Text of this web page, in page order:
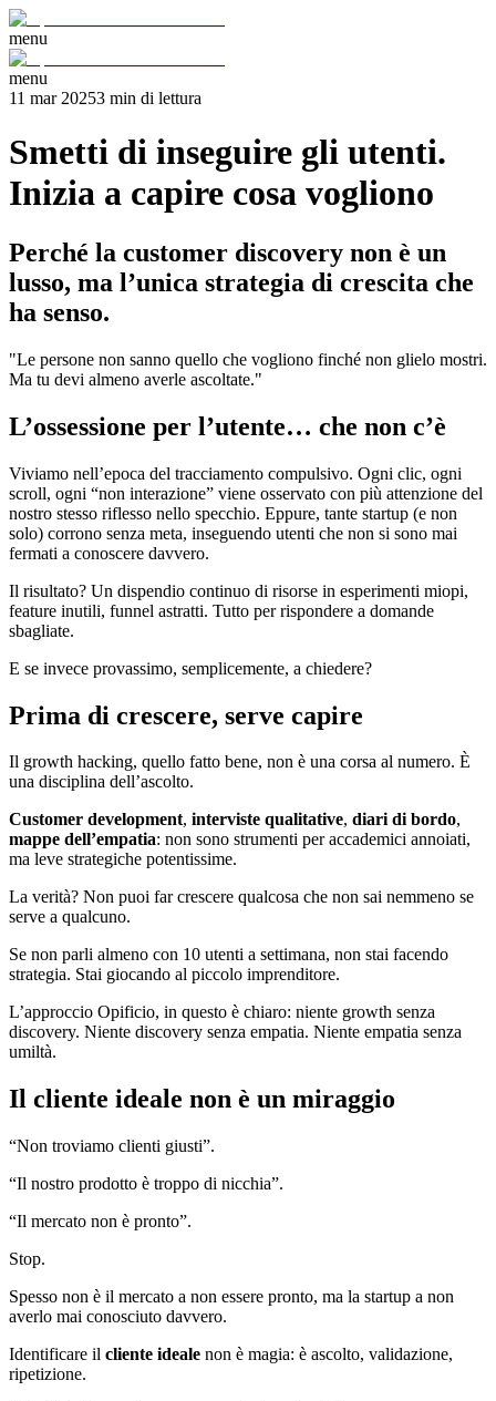
menu
menu
11 mar 20253 min di lettura
Smetti di inseguire gli utenti.
Inizia a capire cosa vogliono
Perché la customer discovery non è un
lusso, ma l’unica strategia di crescita che
ha senso.
"Le persone non sanno quello che vogliono finché non glielo mostri.
Ma tu devi almeno averle ascoltate."
L’ossessione per l’utente… che non c’è
Viviamo nell’epoca del tracciamento compulsivo. Ogni clic, ogni
scroll, ogni “non interazione” viene osservato con più attenzione del
nostro stesso riflesso nello specchio. Eppure, tante startup (e non
solo) corrono senza meta, inseguendo utenti che non si sono mai
fermati a conoscere davvero.
Il risultato? Un dispendio continuo di risorse in esperimenti miopi,
feature inutili, funnel astratti. Tutto per rispondere a domande
sbagliate.
E se invece provassimo, semplicemente, a chiedere?
Prima di crescere, serve capire
Il growth hacking, quello fatto bene, non è una corsa al numero. È
una disciplina dell’ascolto.
Customer development, interviste qualitative, diari di bordo,
mappe dell’empatia: non sono strumenti per accademici annoiati,
ma leve strategiche potentissime.
La verità? Non puoi far crescere qualcosa che non sai nemmeno se
serve a qualcuno.
Se non parli almeno con 10 utenti a settimana, non stai facendo
strategia. Stai giocando al piccolo imprenditore.
L’approccio Opificio, in questo è chiaro: niente growth senza
discovery. Niente discovery senza empatia. Niente empatia senza
umiltà.
Il cliente ideale non è un miraggio
“Non troviamo clienti giusti”.
“Il nostro prodotto è troppo di nicchia”.
“Il mercato non è pronto”.
Stop.
Spesso non è il mercato a non essere pronto, ma la startup a non
averlo mai conosciuto davvero.
Identificare il cliente ideale non è magia: è ascolto, validazione,
ripetizione.